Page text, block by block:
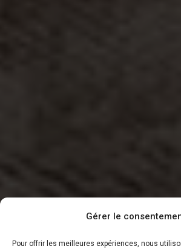
Gérer le
Pour offrir les meilleures expériences, nous